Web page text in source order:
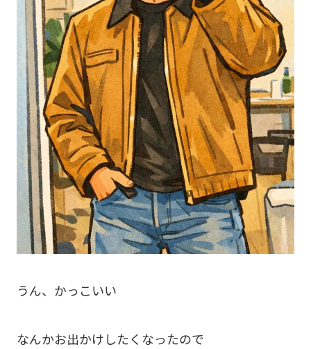
うん、かっこいい
なんかお出かけしたくなったので